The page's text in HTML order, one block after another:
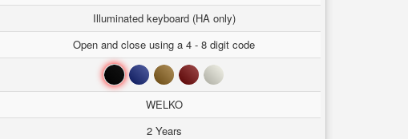
Illuminated keyboard (HA only)
Open and close using a 4 - 8 digit code
Đen Xanh Nâu Đỏ Trắng
WELKO
2 Years